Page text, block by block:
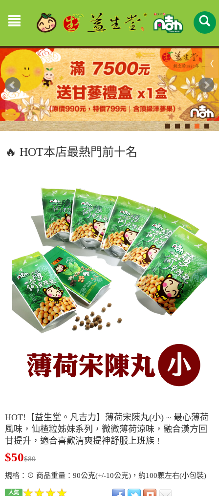
🔥 HOT本店最熱門前十名
HOT!【益生堂。凡吉力】薄荷宋陳丸(小) ~ 最心薄荷
風味，仙楂粒姊妹系列，微微薄荷涼味，融合漢方回
甘提升，適合喜歡清爽提神舒服上班族 !
$50$80
規格：⊙ 商品重量：90公克(+/-10公克)，約100顆左右(小包裝)
人氣